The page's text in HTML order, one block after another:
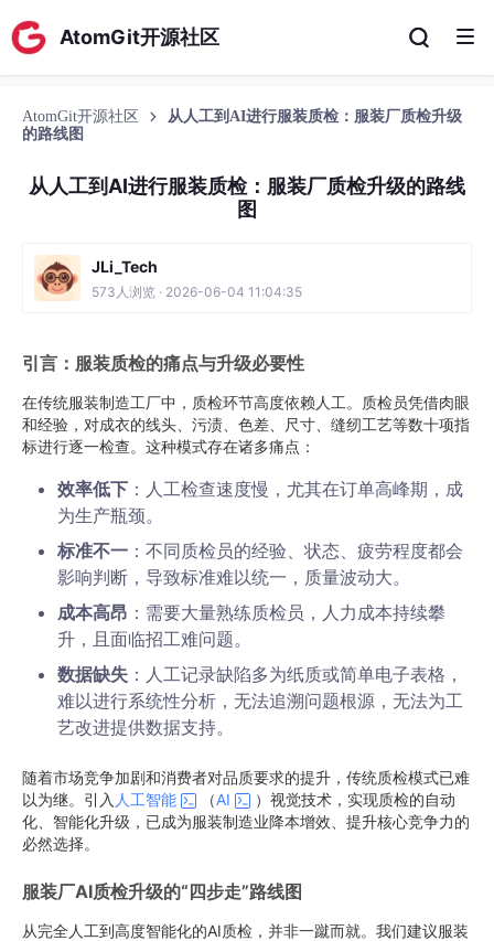
AtomGit开源社区
AtomGit开源社区
从人工到AI进行服装质检：服装厂质检升级
的路线图
从人工到AI进行服装质检：服装厂质检升级的路线
图
JLi_Tech
573人浏览 · 2026-06-04 11:04:35
引言：服装质检的痛点与升级必要性
在传统服装制造工厂中，质检环节高度依赖人工。质检员凭借肉眼
和经验，对成衣的线头、污渍、色差、尺寸、缝纫工艺等数十项指
标进行逐一检查。这种模式存在诸多痛点：
效率低下 ：人工检查速度慢，尤其在订单高峰期，成
为生产瓶颈。
标准不一 ：不同质检员的经验、状态、疲劳程度都会
影响判断，导致标准难以统一，质量波动大。
成本高昂 ：需要大量熟练质检员，人力成本持续攀
升，且面临招工难问题。
数据缺失 ：人工记录缺陷多为纸质或简单电子表格，
难以进行系统性分析，无法追溯问题根源，无法为工
艺改进提供数据支持。
随着市场竞争加剧和消费者对品质要求的提升，传统质检模式已难
以为继。引入 人工智能 （AI
）视觉技术，实现质检的自动
化、智能化升级，已成为服装制造业降本增效、提升核心竞争力的
必然选择。
服装厂AI质检升级的“四步走”路线图
从完全人工到高度智能化的AI质检，并非一蹴而就。我们建议服装